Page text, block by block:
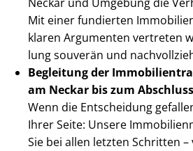
Mit einer fundierten
klaren Argumenten vertreten
lung souverän und
Begleitung der
am Neckar bis zum
Wenn die Entscheidung
Ihrer Seite: Unsere
Sie bei allen letzten Schritten